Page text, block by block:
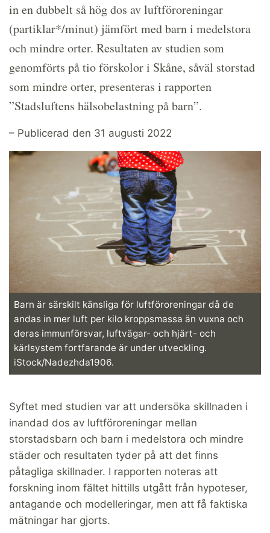
in en dubbelt så hög dos av luftföroreningar
(partiklar*/minut) jämfört med barn i medelstora
och mindre orter. Resultaten av studien som
genomförts på tio förskolor i Skåne, såväl storstad
som mindre orter, presenteras i rapporten
”Stadsluftens hälsobelastning på barn”.
– Publicerad den 31 augusti 2022
Barn är särskilt känsliga för luftföroreningar då de
andas in mer luft per kilo kroppsmassa än vuxna och
deras immunförsvar, luftvägar- och hjärt- och
kärlsystem fortfarande är under utveckling.
iStock/Nadezhda1906.
Syftet med studien var att undersöka skillnaden i
inandad dos av luftföroreningar mellan
storstadsbarn och barn i medelstora och mindre
städer och resultaten tyder på att det finns
påtagliga skillnader. I rapporten noteras att
forskning inom fältet hittills utgått från hypoteser,
antagande och modelleringar, men att få faktiska
mätningar har gjorts.